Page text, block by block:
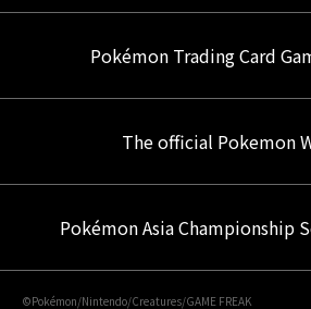
Pokémon Trading Card
The official Pokemon
Pokémon Asia Championship
©Pokémon/Nintendo/Creatures/GAME FREAK